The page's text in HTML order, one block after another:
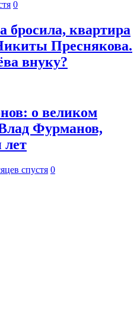
0
бросила, квартира
Преснякова.
внуку?
о великом
Фурманов,
лет
спустя 0